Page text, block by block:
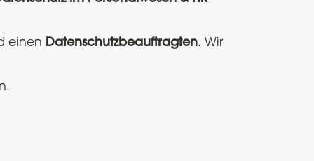
einen Datenschutzbeauftragten. Wir